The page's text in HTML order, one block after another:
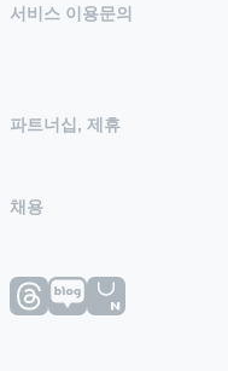
서비스 이용문의
파트너십, 제휴
채용